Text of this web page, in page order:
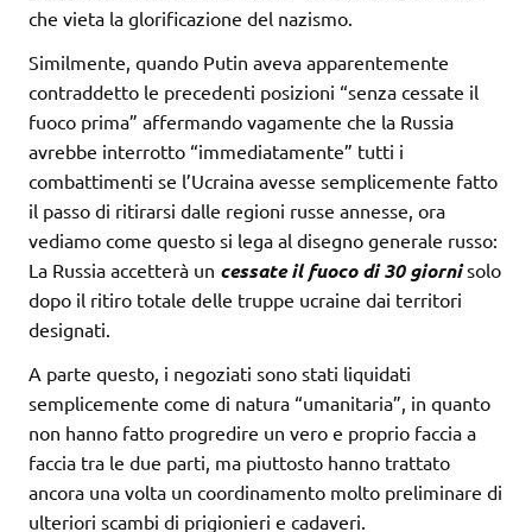
che vieta la glorificazione del nazismo.
Similmente, quando Putin aveva apparentemente
contraddetto le precedenti posizioni “senza cessate il
fuoco prima” affermando vagamente che la Russia
avrebbe interrotto “immediatamente” tutti i
combattimenti se l’Ucraina avesse semplicemente fatto
il passo di ritirarsi dalle regioni russe annesse, ora
vediamo come questo si lega al disegno generale russo:
La Russia accetterà un cessate il fuoco di 30 giornisolo
dopo il ritiro totale delle truppe ucraine dai territori
designati.
A parte questo, i negoziati sono stati liquidati
semplicemente come di natura “umanitaria”, in quanto
non hanno fatto progredire un vero e proprio faccia a
faccia tra le due parti, ma piuttosto hanno trattato
ancora una volta un coordinamento molto preliminare di
ulteriori scambi di prigionieri e cadaveri.